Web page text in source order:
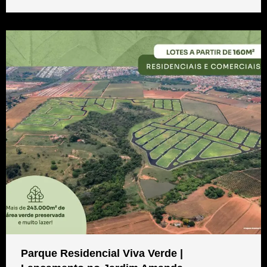
Parque Residencial Viva Verde |